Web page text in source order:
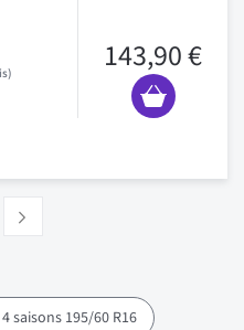
143,90 €
saisons 195/60 R16